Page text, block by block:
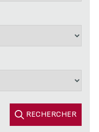
RECHERCHER